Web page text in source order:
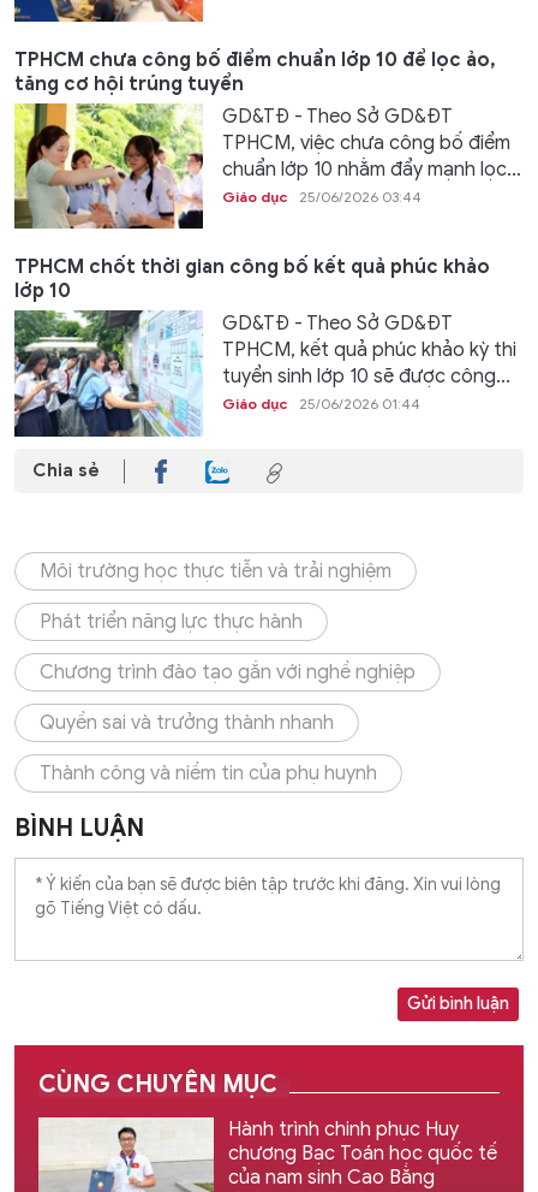
TPHCM chưa công bố điểm chuẩn lớp 10 để lọc ảo,
tăng cơ hội trúng tuyển
GD&TĐ - Theo Sở GD&ĐT
TPHCM, việc chưa công bố điểm
chuẩn lớp 10 nhằm đẩy mạnh lọc...
Giáo dục 25/06/2026 03:44
TPHCM chốt thời gian công bố kết quả phúc khảo
lớp 10
GD&TĐ - Theo Sở GD&ĐT
TPHCM, kết quả phúc khảo kỳ thi
tuyển sinh lớp 10 sẽ được công...
Giáo dục 25/06/2026 01:44
Chia sẻ
Môi trường học thực tiễn và trải nghiệm
Phát triển năng lực thực hành
Chương trình đào tạo gắn với nghề nghiệp
Quyền sai và trưởng thành nhanh
Thành công và niềm tin của phụ huynh
BÌNH LUẬN
Gửi bình luận
CÙNG CHUYÊN MỤC
Hành trình chinh phục Huy
chương Bạc Toán học quốc tế
của nam sinh Cao Bằng